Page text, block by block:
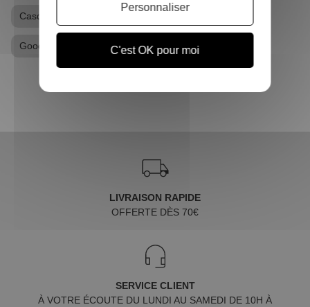
Casquette
Goodies Jurassic Park
LIVRAISON RAPIDE
OFFERTE DÈS 70€
SERVICE CLIENT
À VOTRE ÉCOUTE DU LUNDI AU SAMEDI DE 10H À
C'est OK pour moi
Personnaliser